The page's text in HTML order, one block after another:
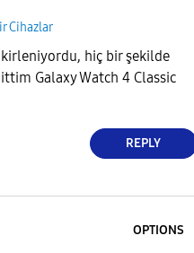
Cihazlar
hiç bir şekilde
Galaxy Watch 4 Classic
REPLY
OPTIONS